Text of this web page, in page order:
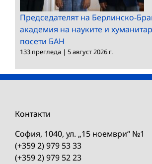
Председателят на Берлинско-
академия на науките и
посети БАН
133 прегледа | 5 август 2026 г.
Контакти
София, 1040, ул. „15 ноември“ №1
(+359 2) 979 53 33
(+359 2) 979 52 23